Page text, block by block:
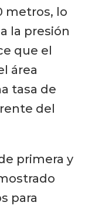
metros, lo
la presión
que el
área
tasa de
del
primera y
para